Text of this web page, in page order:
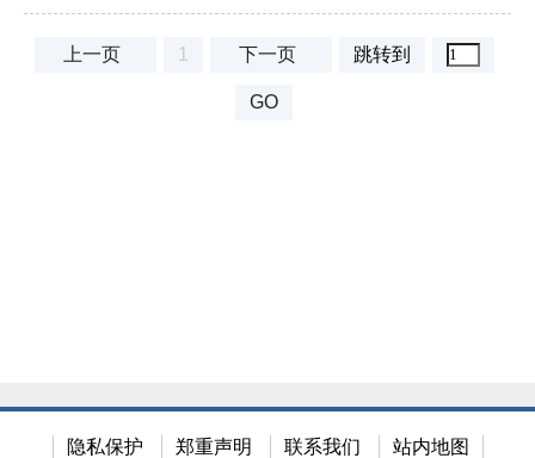
上一页 1 下一页 跳转到
GO
隐私保护 郑重声明 联系我们 站内地图